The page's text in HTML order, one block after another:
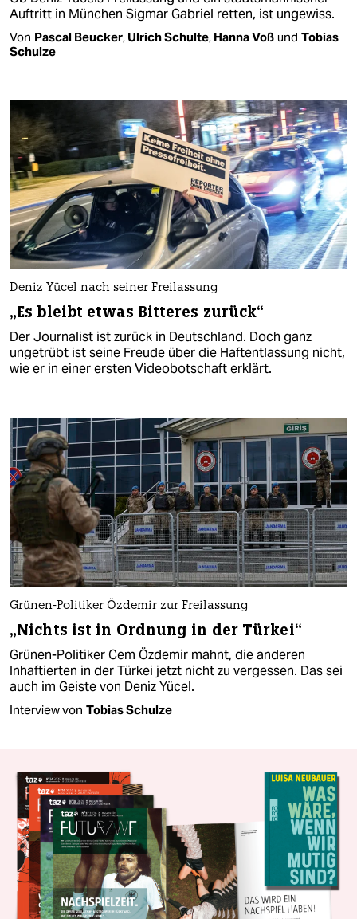
Auftritt in München Sigmar Gabriel retten, ist ungewiss.
Von Pascal Beucker, Ulrich Schulte, Hanna Voß und Tobias
Schulze
Deniz Yücel nach seiner Freilassung
„Es bleibt etwas Bitteres zurück“
Der Journalist ist zurück in Deutschland. Doch ganz
ungetrübt ist seine Freude über die Haftentlassung nicht,
wie er in einer ersten Videobotschaft erklärt.
Grünen-Politiker Özdemir zur Freilassung
„Nichts ist in Ordnung in der Türkei“
Grünen-Politiker Cem Özdemir mahnt, die anderen
Inhaftierten in der Türkei jetzt nicht zu vergessen. Das sei
auch im Geiste von Deniz Yücel.
Interview von Tobias Schulze